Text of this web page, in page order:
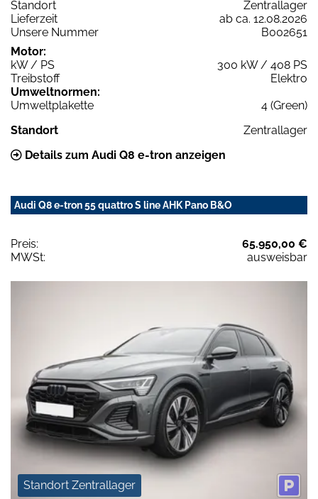
Standort
Zentrallager
Lieferzeit
ab ca. 12.08.2026
Unsere Nummer
B002651
Motor:
kW / PS
300 kW / 408 PS
Treibstoff
Elektro
Umweltnormen:
Umweltplakette
4 (Green)
Standort
Zentrallager
Details zum Audi Q8 e-tron anzeigen
Audi Q8 e-tron 55 quattro S line AHK Pano B&O
Preis:
65.950,00 €
MWSt:
ausweisbar
Standort Zentrallager